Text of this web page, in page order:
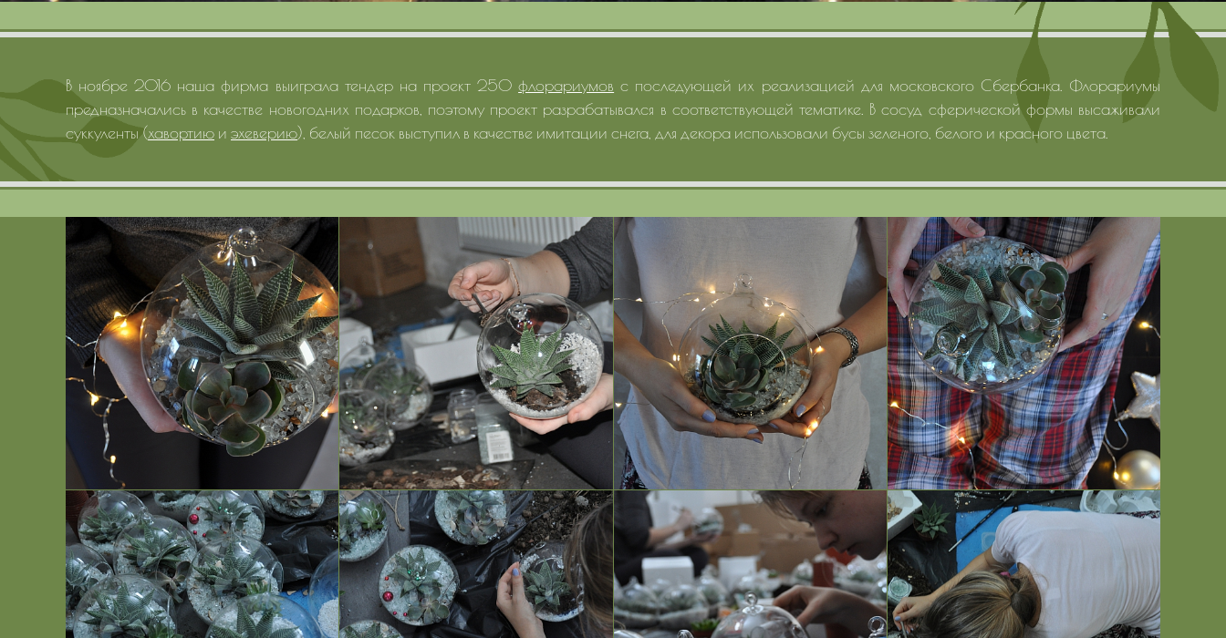
В ноябре 2016 наша фирма выиграла тендер на проект 250флорариумов с последующей их реализацией для московского Сбербанка. Флорариумы
предназначались в качестве новогодних подарков, поэтому проект разрабатывался в соответствующей тематике. В сосуд сферической формы высаживали
суккуленты (хавортию и эхеверию), белый песок выступил в качестве имитации снега, для декора использовали бусы зеленого, белого и красного цвета.